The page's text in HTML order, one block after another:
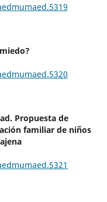
Propuesta de
familiar de niños